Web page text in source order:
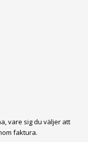
vare sig du väljer att
faktura.